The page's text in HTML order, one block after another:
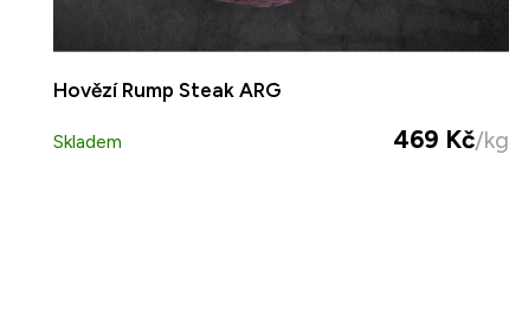
Hovězí Rump Steak ARG
Skladem 469 Kč/kg